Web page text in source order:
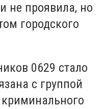
не проявила, но
городского
0629 стало
с группой